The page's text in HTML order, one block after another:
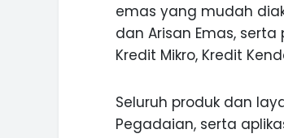
emas yang mudah
dan Arisan Emas,
Kredit Mikro, Kredit
Seluruh produk dan
Pegadaian, serta